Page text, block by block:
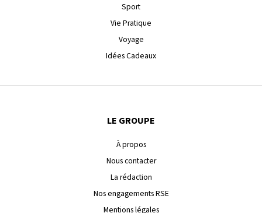
Sport
Vie Pratique
Voyage
Idées Cadeaux
LE GROUPE
À propos
Nous contacter
La rédaction
Nos engagements RSE
Mentions légales